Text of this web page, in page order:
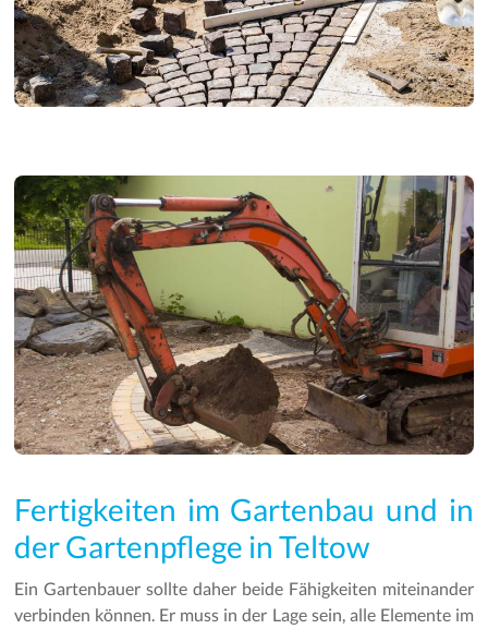
Fertigkeiten im Gartenbau und in
der Gartenpflege in Teltow
Ein Gartenbauer sollte daher beide Fähigkeiten miteinander
verbinden können. Er muss in der Lage sein, alle Elemente im